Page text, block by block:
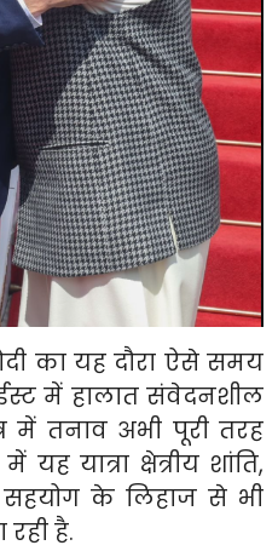
का यह दौरा ऐसे समय
में हालात संवेदनशील
में तनाव अभी पूरी तरह
यात्रा क्षेत्रीय शांति,
के लिहाज से भी
है.